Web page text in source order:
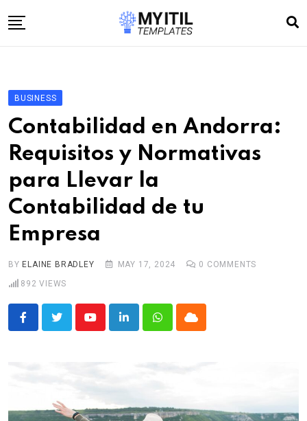
to
Technology
Software development
E-commerce
Write For Us
BUSINESS
Contabilidad en Andorra:
Requisitos y Normativas
para Llevar la
Contabilidad de tu
Empresa
BYELAINE BRADLEY MAY 17, 2024 0 COMMENTS
892 VIEWS
YoutubeLinkedInWhatsappCloud